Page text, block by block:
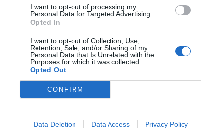
I want to opt-out of processing my
Personal Data for Targeted Advertising.
Opted In
I want to opt-out of Collection, Use,
Retention, Sale, and/or Sharing of my
Personal Data that Is Unrelated with the
Purposes for which it was collected.
Opted Out
CONFIRM
Data Deletion Data Access Privacy Policy